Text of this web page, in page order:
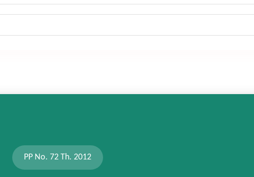
PP No. 72 Th. 2012